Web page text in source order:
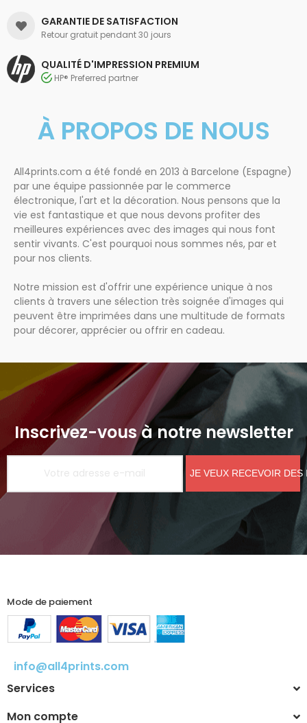
GARANTIE DE SATISFACTION
Retour gratuit pendant 30 jours
QUALITÉ D'IMPRESSION PREMIUM
HP® Preferred partner
À PROPOS DE NOUS
All4prints.com a été fondé en 2013 à Barcelone (Espagne)
par une équipe passionnée par le commerce
électronique, l'art et la décoration. Nous pensons que la
vie est fantastique et que nous devons profiter des
meilleures expériences avec des images qui nous font
sentir vivants. C'est pourquoi nous sommes nés, par et
pour nos clients.
Notre mission est d'offrir une expérience unique à nos
clients à travers une sélection très soignée d'images qui
peuvent être imprimées dans une multitude de formats
pour décorer, apprécier ou offrir en cadeau.
Inscrivez-vous à notre newsletter
JE VEUX RECEVOIR
Mode de paiement
info@all4prints.com
Services
Mon compte